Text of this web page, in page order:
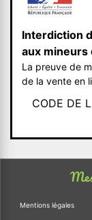
Interdiction
aux mineurs
La preuve de
de la vente en
CODE DE
Mentions légales